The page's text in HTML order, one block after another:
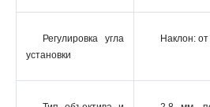
Регулировка угла
установки
Наклон: